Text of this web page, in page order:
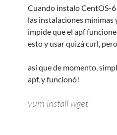
Cuando instalo CentOS-
las instalaciones mínimas
impide que el apf
esto y usar quizá curl,
así que de momento,
apf, y funcionó!
yum install wget